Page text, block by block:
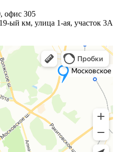
офис 305
ый км, улица 1-ая, участок 3А